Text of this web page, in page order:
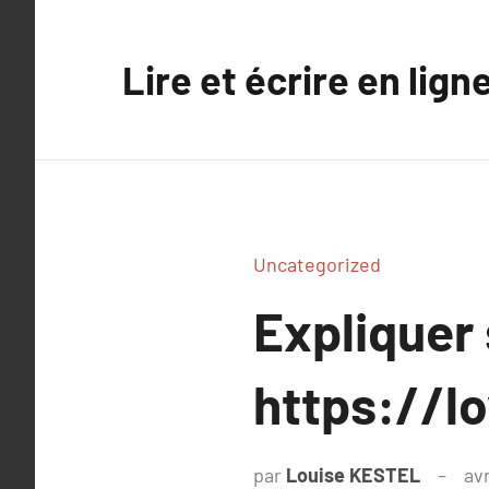
Lire et écrire en
Uncategorized
https://
par Louise KESTEL